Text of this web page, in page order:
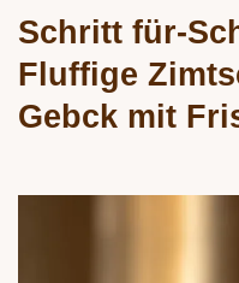
Schritt für-
Fluffige
Gebck mit